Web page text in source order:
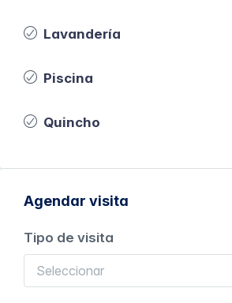
Lavandería
Piscina
Quincho
Agendar visita
Tipo de visita
Seleccionar